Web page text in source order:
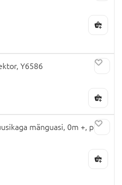
Y6586
mänguasi, 0m +, pink,